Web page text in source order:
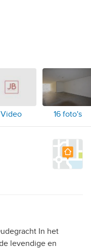
Video 16 foto's
In het
levendige en